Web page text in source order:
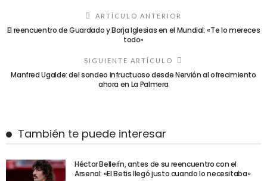
ARTÍCULO ANTERIOR
El reencuentro de Guardado y Borja Iglesias en el Mundial: «Te lo mereces
todo»
SIGUIENTE ARTÍCULO
Manfred Ugalde: del sondeo infructuoso desde Nervión al ofrecimiento
ahora en La Palmera
También te puede interesar
Héctor Bellerín, antes de su reencuentro con el
Arsenal: «El Betis llegó justo cuando lo necesitaba»